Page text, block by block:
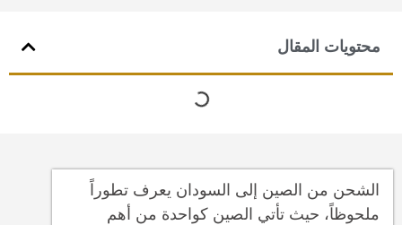
محتويات المقال
الشحن من الصين إلى السودان يعرف تطوراً
ملحوظاً، حيث تأتي الصين كواحدة من أهم